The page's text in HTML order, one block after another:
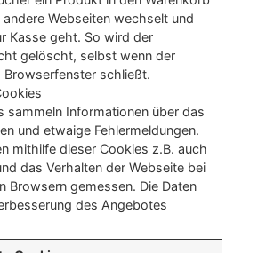
Webseiten wechselt und
Kasse geht. So wird der
gelöscht, selbst wenn der
Browserfenster schließt.
sammeln Informationen über das
und etwaige Fehlermeldungen.
mithilfe dieser Cookies z.B. auch
das Verhalten der Webseite bei
Browsern gemessen. Die Daten
des Angebotes